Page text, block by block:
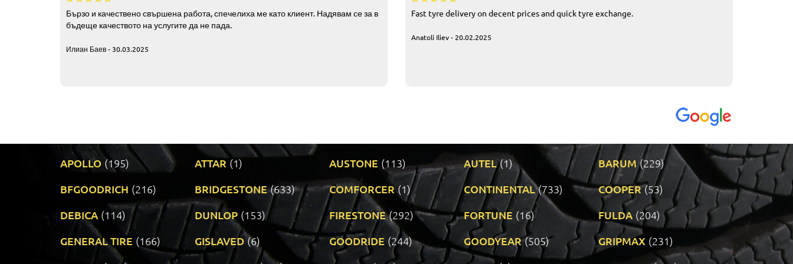
Бързо и качествено свършена работа, спечелиха ме като клиент. Надявам се за в
бъдеще качеството на услугите да не пада.
Илиан Баев - 30.03.2025
Fast tyre delivery on decent prices and quick tyre exchange.
Anatoli Iliev - 20.02.2025
APOLLO (195) ATTAR (1) AUSTONE (113) AUTEL (1) BARUM (229)
BFGOODRICH (216) BRIDGESTONE (633) COMFORCER (1) CONTINENTAL (733) COOPER (53)
DEBICA (114) DUNLOP (153) FIRESTONE (292) FORTUNE (16) FULDA (204)
GENERAL TIRE (166) GISLAVED (6) GOODRIDE (244) GOODYEAR (505) GRIPMAX (231)